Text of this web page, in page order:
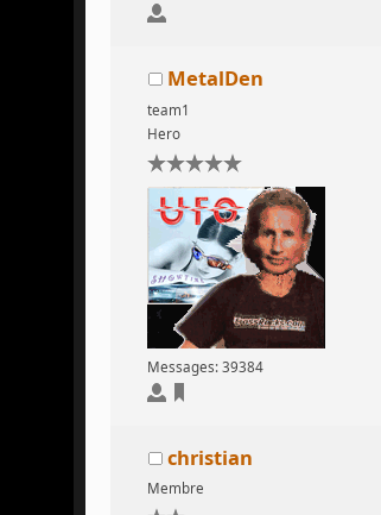
MetalDen
team1
Hero
Messages: 39384
christian
Membre